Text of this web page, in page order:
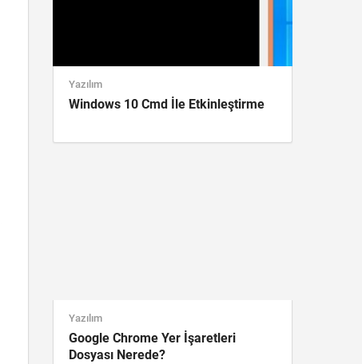
Yazılım
Windows 10 Cmd İle Etkinleştirme
Yazılım
Google Chrome Yer İşaretleri
Dosyası Nerede?